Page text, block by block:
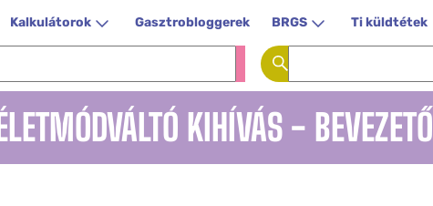
Kalkulátorok Gasztrobloggerek BRGS Ti küldtétek
ÉLETMÓDVÁLTÓ KIHÍVÁS - BEVEZETŐ